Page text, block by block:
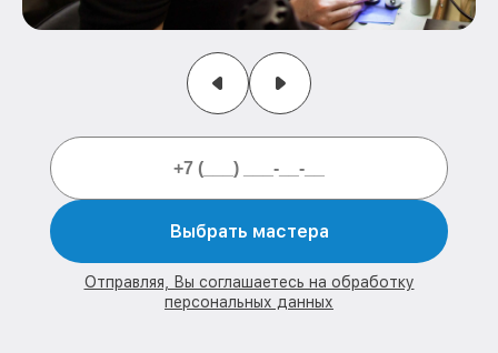
Выбрать мастера
Отправляя, Вы соглашаетесь на обработку
персональных данных